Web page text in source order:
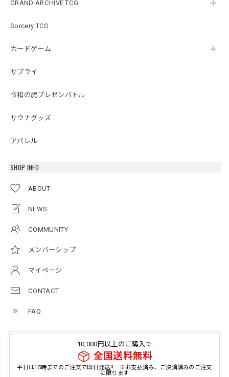
GRAND ARCHIVE TCG
Sorcery TCG
カードゲーム
サプライ
令和の虎プレゼンバトル
サウナグッズ
アパレル
SHOP INFO
ABOUT
NEWS
COMMUNITY
メンバーシップ
マイページ
CONTACT
FAQ
10,000円以上のご購入で
全国送料無料
平日は15時までのご注文で即日発送!! ※お支払済み、ご決済済みのご注文
に限ります